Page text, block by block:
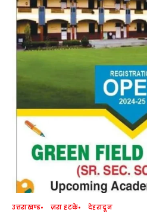
उत्तराखण्ड ज़रा हटके देहरादून